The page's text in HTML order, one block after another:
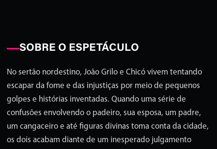
SOBRE O ESPETÁCULO
No sertão nordestino, João Grilo e Chicó vivem tentando
escapar da fome e das injustiças por meio de pequenos
golpes e histórias inventadas. Quando uma série de
confusões envolvendo o padeiro, sua esposa, um padre,
um cangaceiro e até figuras divinas toma conta da cidade,
os dois acabam diante de um inesperado julgamento